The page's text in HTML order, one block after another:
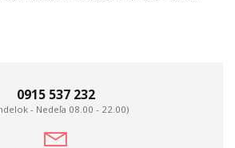
0915 537 232
- Nedeľa 08.00 - 22.00)